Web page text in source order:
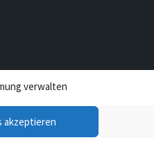
verwalten
akzeptieren